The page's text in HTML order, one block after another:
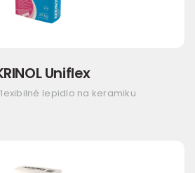
Uniflex
lepidlo na keramiku